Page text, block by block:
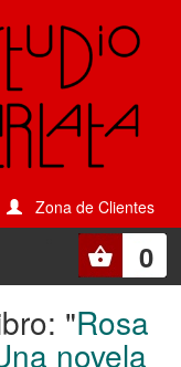
Zona de Clientes
0
"Rosa
novela